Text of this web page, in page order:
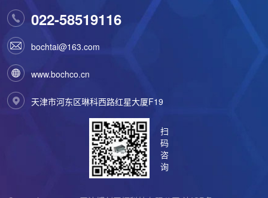
022-58519116
bochtai@163.com
www.bochco.cn
天津市河东区琳科西路红星大厦F19
扫
码
咨
询